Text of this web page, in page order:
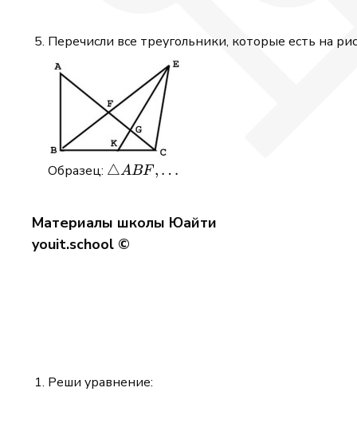
Перечисли все треугольники, которые есть на
Образец: \triangle
△ABF , …
Материалы школы Юайти
youit.school ©
Реши уравнение: